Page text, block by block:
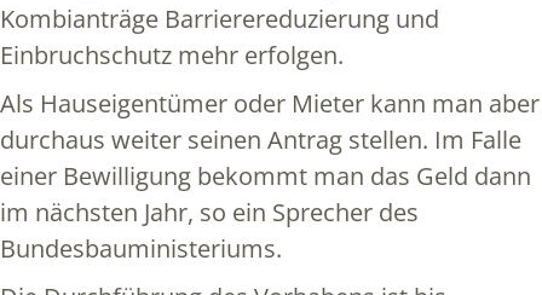
Kombianträge Barrierereduzierung und
Einbruchschutz mehr erfolgen.
Als Hauseigentümer oder Mieter kann man aber
durchaus weiter seinen Antrag stellen. Im Falle
einer Bewilligung bekommt man das Geld dann
im nächsten Jahr, so ein Sprecher des
Bundesbauministeriums.